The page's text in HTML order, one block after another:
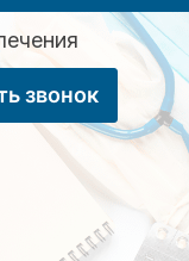
звонок